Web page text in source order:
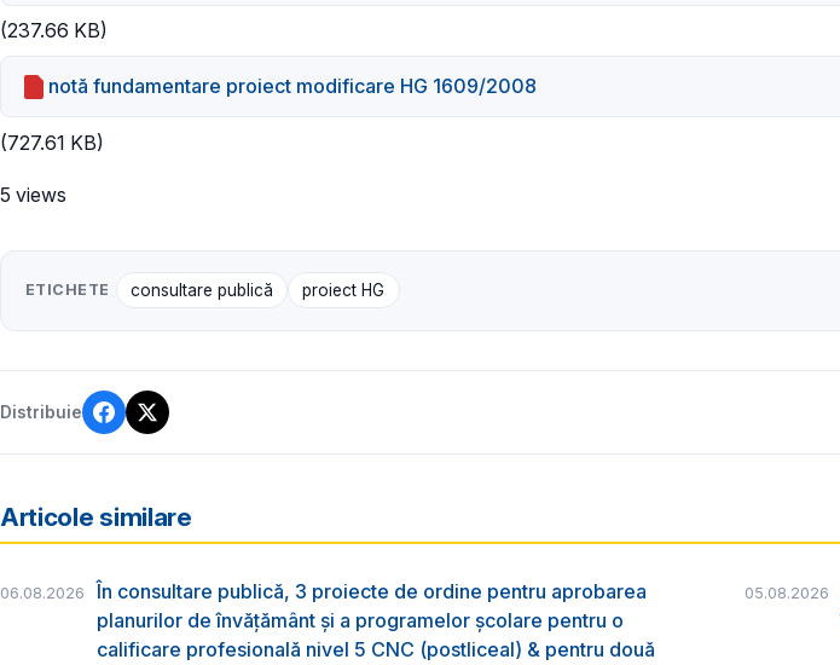
(237.66 KB)
notă fundamentare proiect modificare HG 1609/2008
(727.61 KB)
5 views
ETICHETE consultare publică proiect HG
Distribuie
Articole similare
06.08.2026
În consultare publică, 3 proiecte de ordine pentru aprobarea
planurilor de învățământ și a programelor școlare pentru o
calificare profesională nivel 5 CNC (postliceal) & pentru două
05.08.2026